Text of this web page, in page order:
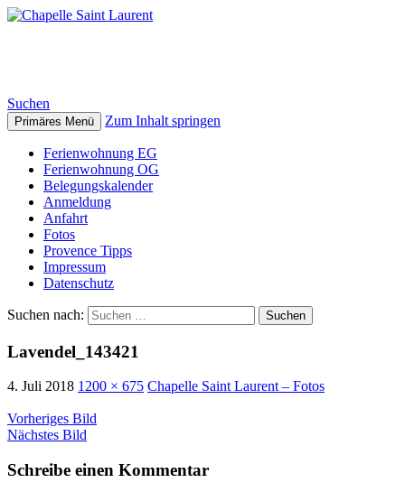
Suchen
Primäres Menü Zum Inhalt springen
Ferienwohnung EG
Ferienwohnung OG
Belegungskalender
Anmeldung
Anfahrt
Fotos
Provence Tipps
Impressum
Datenschutz
Suchen nach:
Lavendel_143421
4. Juli 2018 1200 × 675 Chapelle Saint Laurent – Fotos
Vorheriges Bild
Nächstes Bild
Schreibe einen Kommentar